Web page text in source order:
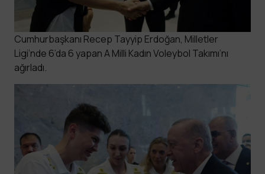
Cumhurbaşkanı Recep Tayyip Erdoğan, Milletler
Ligi’nde 6’da 6 yapan A Milli Kadın Voleybol Takımı’nı
ağırladı.